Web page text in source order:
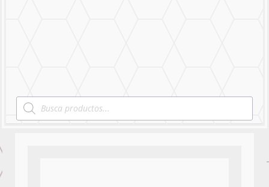
Products
search